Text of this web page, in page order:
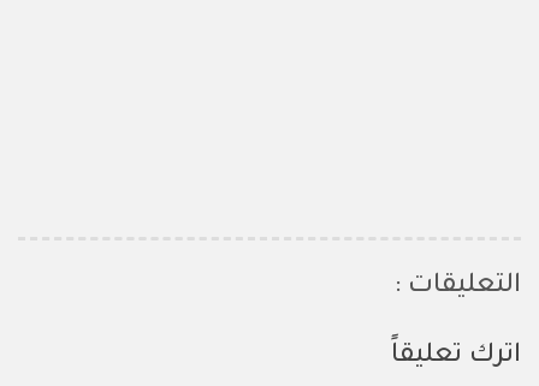
التعليقات :
اترك تعليقاً